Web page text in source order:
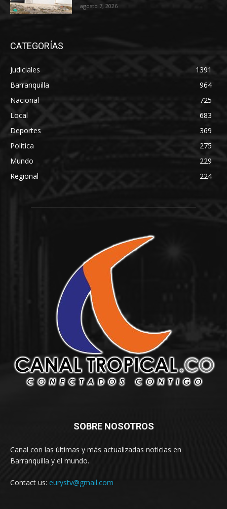
agosto 7, 2026
CATEGORÍAS
Judiciales
1391
Barranquilla
964
Nacional
725
Local
683
Deportes
369
Política
275
Mundo
229
Regional
224
SOBRE NOSOTROS
Canal con las últimas y más actualizadas noticias en
Barranquilla y el mundo.
Contact us: eurystv@gmail.com